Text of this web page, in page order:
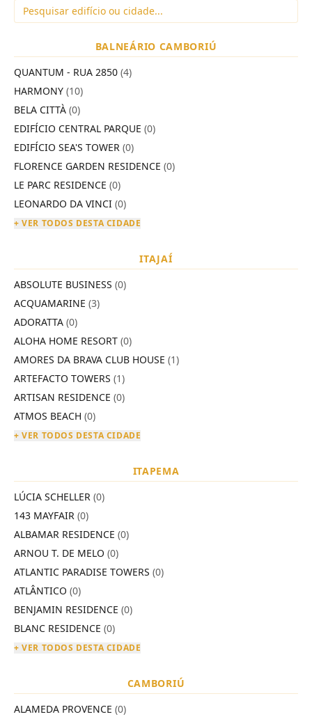
BALNEÁRIO CAMBORIÚ
QUANTUM - RUA 2850 (4)
HARMONY (10)
BELA CITTÀ (0)
EDIFÍCIO CENTRAL PARQUE (0)
EDIFÍCIO SEA'S TOWER (0)
FLORENCE GARDEN RESIDENCE (0)
LE PARC RESIDENCE (0)
LEONARDO DA VINCI (0)
+ VER TODOS DESTA CIDADE
ITAJAÍ
ABSOLUTE BUSINESS (0)
ACQUAMARINE (3)
ADORATTA (0)
ALOHA HOME RESORT (0)
AMORES DA BRAVA CLUB HOUSE (1)
ARTEFACTO TOWERS (1)
ARTISAN RESIDENCE (0)
ATMOS BEACH (0)
+ VER TODOS DESTA CIDADE
ITAPEMA
LÚCIA SCHELLER (0)
143 MAYFAIR (0)
ALBAMAR RESIDENCE (0)
ARNOU T. DE MELO (0)
ATLANTIC PARADISE TOWERS (0)
ATLÂNTICO (0)
BENJAMIN RESIDENCE (0)
BLANC RESIDENCE (0)
+ VER TODOS DESTA CIDADE
CAMBORIÚ
ALAMEDA PROVENCE (0)